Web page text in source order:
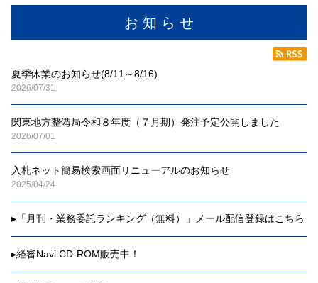
お 知 ら せ
夏季休業のお知らせ(8/11～8/16)
2026/07/31
関東地方整備局令和８年度（７月期）発注予定公開しました
2026/07/01
入札ネット簡易検索画面リニューアルのお知らせ
2025/04/24
▸ 「月刊・業務委託ランキング（無料）」メール配信登録はこちら
▸経審Navi CD-ROM販売中！